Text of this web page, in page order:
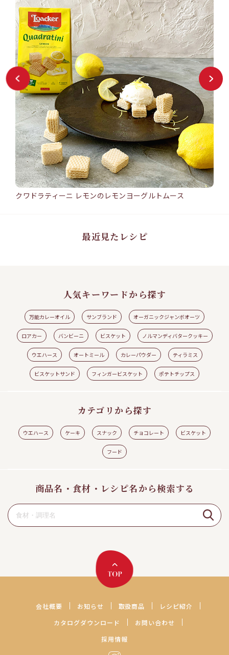
15min
レシピの続きを見る
クワドラティーニ レモンのレモンヨーグルトムース
最近見たレシピ
人気キーワードから探す
万能カレーオイル サンブランド オーガニックジャンボオーツ
ロアカー バンビーニ ビスケット ノルマンディバタークッキー
ウエハース オートミール カレーパウダー ティラミス
ビスケットサンド フィンガービスケット ポテトチップス
カテゴリから探す
ウエハース ケーキ スナック チョコレート ビスケット
フード
商品名・食材・レシピ名から検索する
会社概要 お知らせ 取扱商品
レシピ紹介
カタログダウンロード
お問い合わせ
採用情報